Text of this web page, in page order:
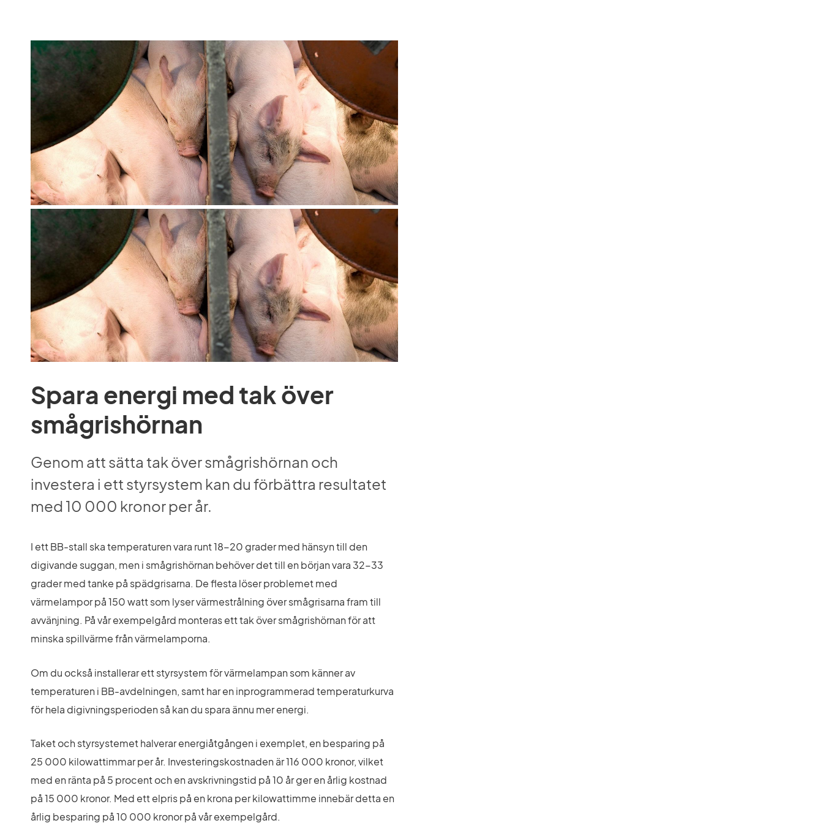
Spara energi med tak över
smågrishörnan
Genom att sätta tak över smågrishörnan och
investera i ett styrsystem kan du förbättra resultatet
med 10 000 kronor per år.
I ett BB-stall ska temperaturen vara runt 18-20 grader med hänsyn till den
digivande suggan, men i smågrishörnan behöver det till en början vara 32-33
grader med tanke på spädgrisarna. De flesta löser problemet med
värmelampor på 150 watt som lyser värmestrålning över smågrisarna fram till
avvänjning. På vår exempelgård monteras ett tak över smågrishörnan för att
minska spillvärme från värmelamporna.
Om du också installerar ett styrsystem för värmelampan som känner av
temperaturen i BB-avdelningen, samt har en inprogrammerad temperaturkurva
för hela digivningsperioden så kan du spara ännu mer energi.
Taket och styrsystemet halverar energiåtgången i exemplet, en besparing på
25 000 kilowattimmar per år. Investeringskostnaden är 116 000 kronor, vilket
med en ränta på 5 procent och en avskrivningstid på 10 år ger en årlig kostnad
på 15 000 kronor. Med ett elpris på en krona per kilowattimme innebär detta en
årlig besparing på 10 000 kronor på vår exempelgård.